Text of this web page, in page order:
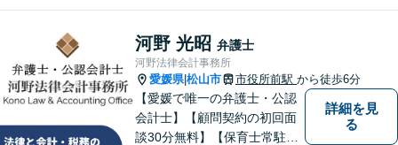
河野 光昭 弁護士
河野法律会計事務所
愛媛県|松山市 市役所前駅 から徒歩6分
【愛媛で唯一の弁護士・公認
会計士】【顧問契約の初回面
談30分無料】【保育士常駐】
詳細を見
る